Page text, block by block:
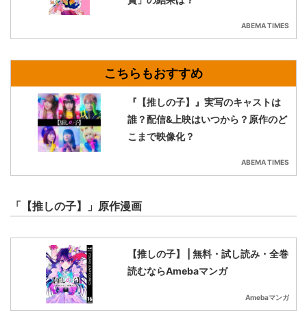
ABEMA TIMES
『【推しの子】』実写のキャストは
誰？配信&上映はいつから？原作のど
こまで映像化？
ABEMA TIMES
「【推しの子】」原作漫画
【推しの子】 | 無料・試し読み・全巻
読むならAmebaマンガ
Amebaマンガ